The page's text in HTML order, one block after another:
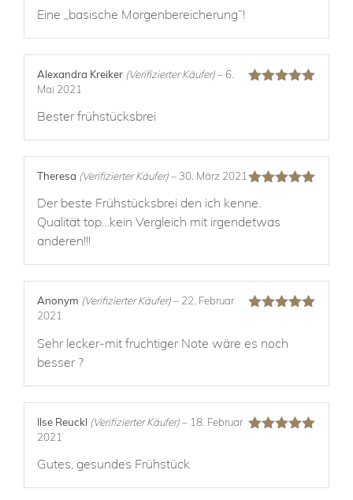
Eine „basische Morgenbereicherung“!
Alexandra Kreiker (Verifizierter Käufer) – 6.
Mai 2021
Bester frühstücksbrei
5von 5
Theresa (Verifizierter Käufer) – 30. März 2021
Der beste Frühstücksbrei den ich kenne.
Qualität top…kein Vergleich mit irgendetwas
anderen!!!
Anonym (Verifizierter Käufer) – 22. Februar
2021
Sehr lecker-mit fruchtiger Note wäre es noch
besser ?
Ilse Reuckl (Verifizierter Käufer) – 18. Februar
2021
Gutes, gesundes Frühstück